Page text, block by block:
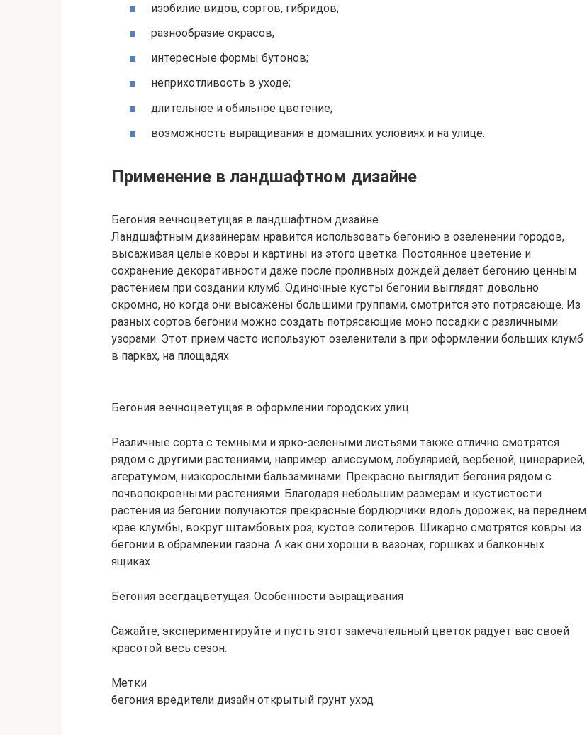
изобилие видов, сортов, гибридов;
разнообразие окрасов;
интересные формы бутонов;
неприхотливость в уходе;
длительное и обильное цветение;
возможность выращивания в домашних условиях и на улице.
Применение в ландшафтном дизайне
Бегония вечноцветущая в ландшафтном дизайне
Ландшафтным дизайнерам нравится использовать бегонию в озеленении городов,
высаживая целые ковры и картины из этого цветка. Постоянное цветение и
сохранение декоративности даже после проливных дождей делает бегонию ценным
растением при создании клумб. Одиночные кусты бегонии выглядят довольно
скромно, но когда они высажены большими группами, смотрится это потрясающе. Из
разных сортов бегонии можно создать потрясающие моно посадки с различными
узорами. Этот прием часто используют озеленители в при оформлении больших клумб
в парках, на площадях.
Бегония вечноцветущая в оформлении городских улиц
Различные сорта с темными и ярко-зелеными листьями также отлично смотрятся
рядом с другими растениями, например: алиссумом, лобулярией, вербеной, цинерарией,
агератумом, низкорослыми бальзаминами. Прекрасно выглядит бегония рядом с
почвопокровными растениями. Благодаря небольшим размерам и кустистости
растения из бегонии получаются прекрасные бордюрчики вдоль дорожек, на переднем
крае клумбы, вокруг штамбовых роз, кустов солитеров. Шикарно смотрятся ковры из
бегонии в обрамлении газона. А как они хороши в вазонах, горшках и балконных
ящиках.
Бегония всегдацветущая. Особенности выращивания
Сажайте, экспериментируйте и пусть этот замечательный цветок радует вас своей
красотой весь сезон.
Метки
бегония вредители дизайн открытый грунт уход